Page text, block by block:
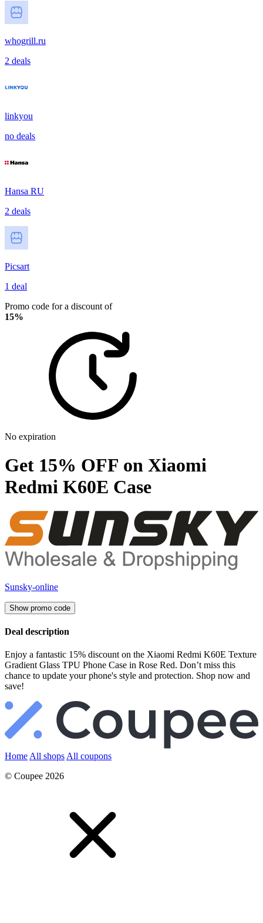
whogrill.ru
2 deals
linkyou
no deals
Hansa RU
2 deals
Picsart
1 deal
Promo code for a discount of
15%
No expiration
Get 15% OFF on Xiaomi
Redmi K60E Case
Sunsky-online
Show promo code
Deal description
Enjoy a fantastic 15% discount on the Xiaomi Redmi K60E Texture
Gradient Glass TPU Phone Case in Rose Red. Don’t miss this
chance to update your phone's style and protection. Shop now and
save!
Home All shops All coupons
© Coupee 2026